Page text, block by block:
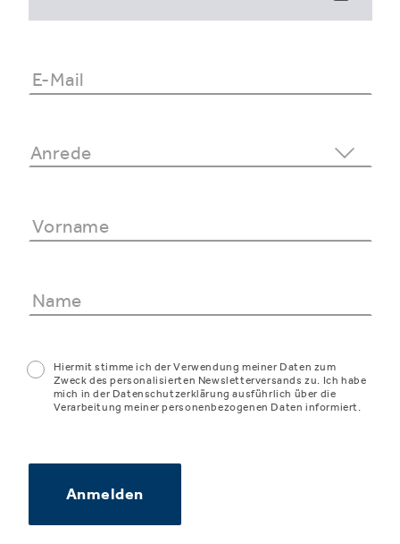
Hiermit stimme ich der Verwendung meiner Daten zum
Zweck des personalisierten Newsletterversands zu. Ich habe
mich in der Datenschutzerklärung ausführlich über die
Verarbeitung meiner personenbezogenen Daten informiert.
Anmelden